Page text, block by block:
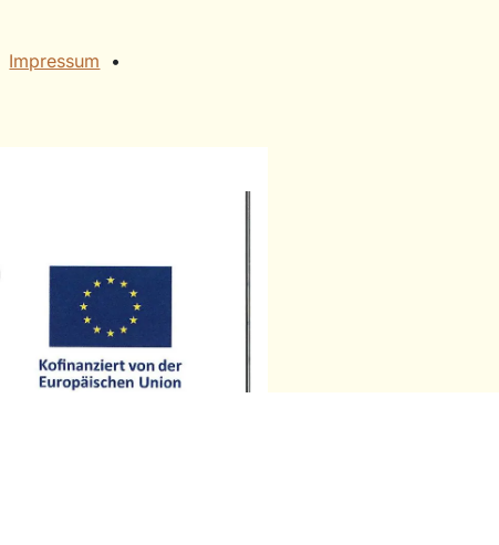
Impressum • ​